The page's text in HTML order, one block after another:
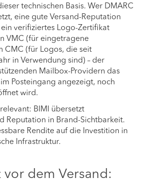
technischen Basis. Wer DMARC
eine gute Versand-Reputation
verifiziertes Logo-Zertifikat
VMC (für eingetragene
CMC (für Logos, die seit
in Verwendung sind) – der
Mailbox-Providern das
Posteingang angezeigt, noch
wird.
BIMI übersetzt
Reputation in Brand-Sichtbarkeit.
Rendite auf die Investition in
Infrastruktur.
vor dem Versand: